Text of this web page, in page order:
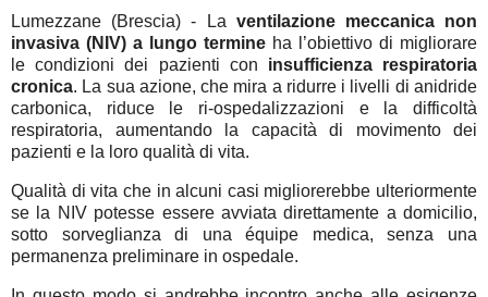
Lumezzane (Brescia) - La ventilazione meccanica non
invasiva (NIV) a lungo termine ha l’obiettivo di migliorare
le condizioni dei pazienti con insufficienza respiratoria
cronica. La sua azione, che mira a ridurre i livelli di anidride
carbonica, riduce le ri-ospedalizzazioni e la difficoltà
respiratoria, aumentando la capacità di movimento dei
pazienti e la loro qualità di vita.
Qualità di vita che in alcuni casi migliorerebbe ulteriormente
se la NIV potesse essere avviata direttamente a domicilio,
sotto sorveglianza di una équipe medica, senza una
permanenza preliminare in ospedale.